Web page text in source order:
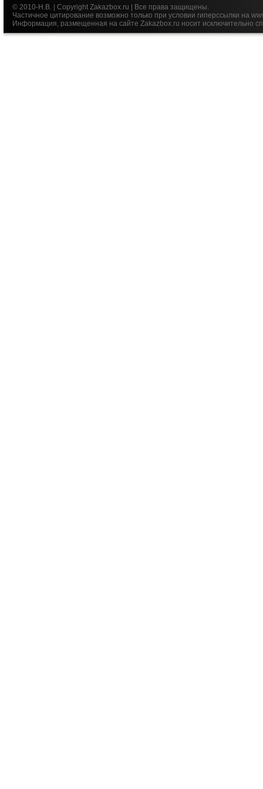
© 2010-Н.В. | Copyright Zakazbox.ru | Все права защищены.
Частичное цитирование возможно только при условии гиперссылки на
Информация, размещенная на сайте Zakazbox.ru носит исключительно